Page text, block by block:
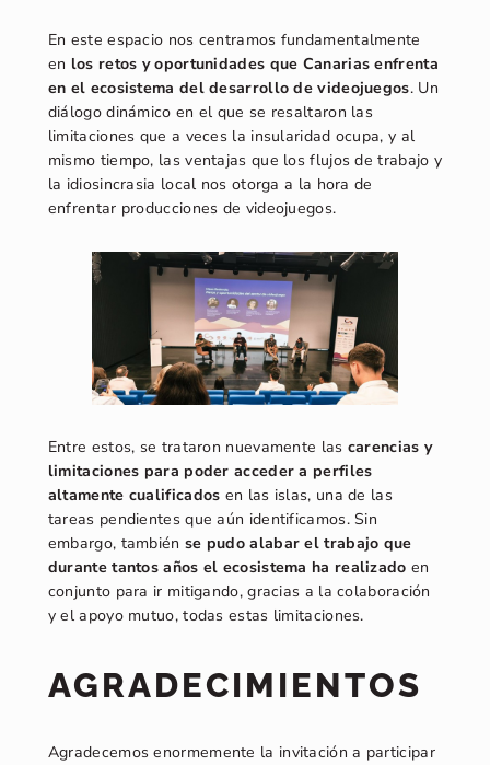
En este espacio nos centramos fundamentalmente
en los retos y oportunidades que Canarias enfrenta
en el ecosistema del desarrollo de videojuegos. Un
diálogo dinámico en el que se resaltaron las
limitaciones que a veces la insularidad ocupa, y al
mismo tiempo, las ventajas que los flujos de trabajo y
la idiosincrasia local nos otorga a la hora de
enfrentar producciones de videojuegos.
Entre estos, se trataron nuevamente las carencias y
limitaciones para poder acceder a perfiles
altamente cualificados en las islas, una de las
tareas pendientes que aún identificamos. Sin
embargo, también se pudo alabar el trabajo que
durante tantos años el ecosistema ha realizado en
conjunto para ir mitigando, gracias a la colaboración
y el apoyo mutuo, todas estas limitaciones.
AGRADECIMIENTOS
Agradecemos enormemente la invitación a participar